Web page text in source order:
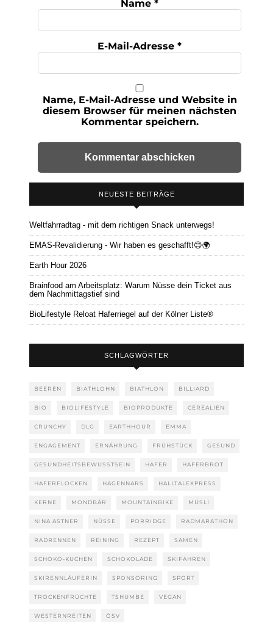
Name *
E-Mail-Adresse *
Name, E-Mail-Adresse und Website in
diesem Browser für meinen nächsten
Kommentar speichern.
NEUESTE BEITRÄGE
Weltfahrradtag - mit dem richtigen Snack unterwegs!
EMAS-Revalidierung - Wir haben es geschafft!😊🌍
Earth Hour 2026
Brainfood am Arbeitsplatz: Warum Nüsse dein Ticket aus
dem Nachmittagstief sind
BioLifestyle Reloat Haferriegel auf der Kölner Liste®
SCHLAGWÖRTER
BEEREN BIATHLOHN BIATHLON BILLIARD
BIO BIOLIFESTYLE BIOPRODUKTE CEREALIEN
CRUNCHY DLG EARTHHOUR EMMA
ENGAGEMENT ERNÄHRUNG FRÜHSTÜCK GESUND
GESUNDHEITSBEWUSSTSEIN HAFER HAFERBROT
HAFERFLOCKEN HAGENNARS HALLTALEXPRESS
KERNE MONDBÄR MOUNTAINBIKE MÜSLI
NINA ASTNER NÜSSE PORRIDGE RADMARATHON
RADRENNEN REINING REZEPT SAMEN
SCHOKO-KUCHEN SCHOKOLADE SKIFAHREN
SKIRENNLÄUFERIN SPONSORING SPORT
TROCKENFRÜCHTE TSHUMBE VEGAN
WESTERNREITEN ÖSV